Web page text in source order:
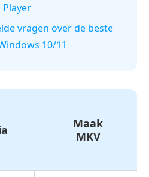
Player
vragen over de beste
10/11
Maak
MKV